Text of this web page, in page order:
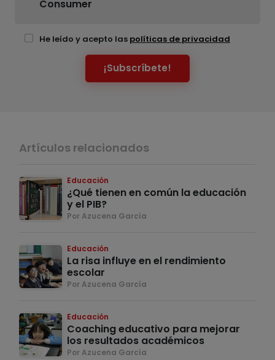
Consumer
He leído y acepto las políticas de privacidad
¡Subscríbete!
Artículos relacionados
Educación
¿Qué tienen en común la educación
y el PIB?
Por Azucena García
Educación
La risa influye en el rendimiento
escolar
Por Azucena García
Educación
Coaching educativo para mejorar
los resultados académicos
Por Azucena García